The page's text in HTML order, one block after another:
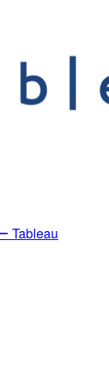
Tableau